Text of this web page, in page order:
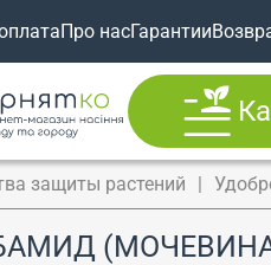
Про насГарантии
защиты растений